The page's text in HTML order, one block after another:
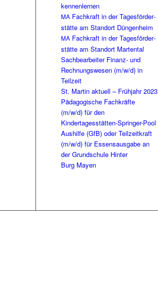
kennenlernen
MA Fach­kraft in der Tages­för­der­
stät­te am Stand­ort Düngenheim
MA Fach­kraft in der Tages­för­der­
stät­te am Stand­ort Martental
Sach­be­ar­bei­ter Finanz- und
Rech­nungs­we­sen (m/w/d) in
Teilzeit
St. Mar­tin aktu­ell – Früh­jahr 2023
Päd­ago­gi­sche Fach­kräf­te
(m/w/d) für den
Kindertagesstätten-Springer-Pool
Aus­hil­fe (GfB) oder Teil­zeit­kraft
(m/w/d) für Essens­aus­ga­be an
der Grund­schu­le Hin­ter
Burg Mayen